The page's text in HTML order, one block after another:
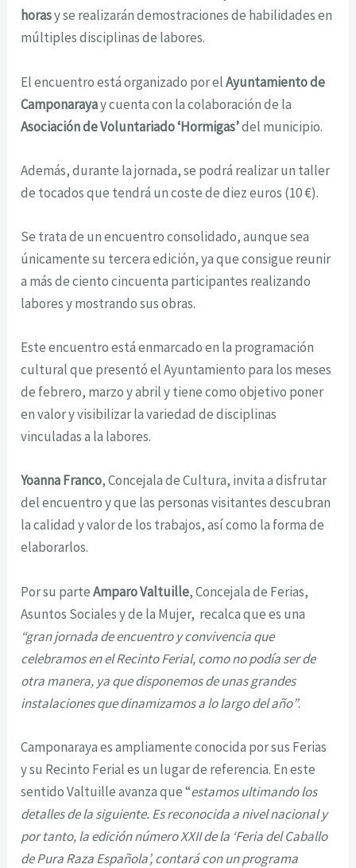
horasy se realizarán demostraciones de habilidades en
múltiples disciplinas de labores.
El encuentro está organizado por elAyuntamiento de
Camponarayay cuenta con la colaboración de la
Asociación de Voluntariado ‘Hormigas’del municipio.
Además, durante la jornada, se podrá realizar un taller
de tocados que tendrá un coste de diez euros (10 €).
Se trata de un encuentro consolidado, aunque sea
únicamente su tercera edición, ya que consigue reunir
a más de ciento cincuenta participantes realizando
labores y mostrando sus obras.
Este encuentro está enmarcado en la programación
cultural que presentó el Ayuntamiento para los meses
de febrero, marzo y abril y tiene como objetivo poner
en valor y visibilizar la variedad de disciplinas
vinculadas a la labores.
Yoanna Franco, Concejala de Cultura, invita a disfrutar
del encuentro y que las personas visitantes descubran
la calidad y valor de los trabajos, así como la forma de
elaborarlos.
Por su parteAmparo Valtuille, Concejala de Ferias,
Asuntos Sociales y de la Mujer, recalca que es una
“gran jornada de encuentro y convivencia que
celebramos en el Recinto Ferial, como no podía ser de
otra manera, ya que disponemos de unas grandes
instalaciones que dinamizamos a lo largo del año”.
Camponaraya es ampliamente conocida por sus Ferias
y su Recinto Ferial es un lugar de referencia. En este
sentido Valtuille avanza que “estamos ultimando los
detalles de la siguiente. Es reconocida a nivel nacional y
por tanto, la edición número XXII de la ‘Feria del Caballo
de Pura Raza Española’, contará con un programa